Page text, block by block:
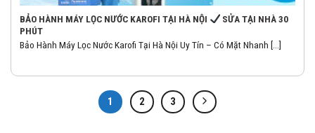
BẢO HÀNH MÁY LỌC NƯỚC KAROFI TẠI HÀ NỘI
SỬA TẠI NHÀ 30
PHÚT
Bảo Hành Máy Lọc Nước Karofi Tại Hà Nội Uy Tín – Có Mặt Nhanh [...]
1 2 3